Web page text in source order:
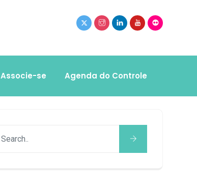
Associe-se Agenda do Controle